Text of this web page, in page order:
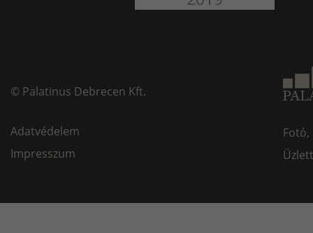
© Palatinus Debrecen Kft.
Adatvédelem
Impresszum
Fotó,